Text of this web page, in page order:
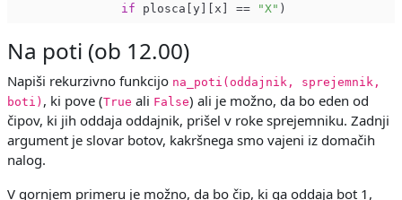
if plosca[y][x] == "X"
Na poti (ob 12.00)
Napiši rekurzivno funkcijo na_poti(oddajnik, sprejemnik,
boti) , ki pove (True ali False) ali je možno, da bo eden od
čipov, ki jih oddaja oddajnik, prišel v roke sprejemniku. Zadnji
argument je slovar botov, kakršnega smo vajeni iz domačih
nalog.
V gornjem primeru je možno, da bo čip, ki ga oddaja bot 1,